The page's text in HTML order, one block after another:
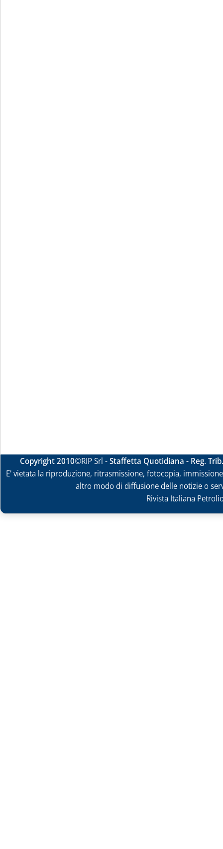
Copyright 2010©RIP Srl -Staffetta Quotidiana - Reg.
E' vietata la riproduzione, ritrasmissione, fotocopia,
altro modo di diffusione delle notizie o
Rivista Italiana